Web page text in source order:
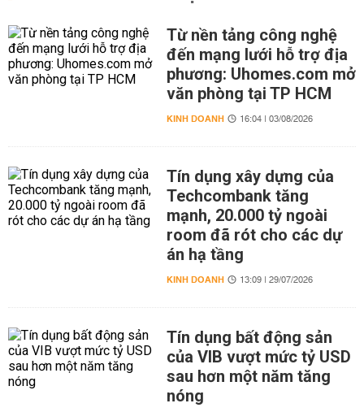
Từ nền tảng công nghệ
đến mạng lưới hỗ trợ địa
phương: Uhomes.com mở
văn phòng tại TP HCM
KINH DOANH 16:04 | 03/08/2026
Tín dụng xây dựng của
Techcombank tăng
mạnh, 20.000 tỷ ngoài
room đã rót cho các dự
án hạ tầng
KINH DOANH 13:09 | 29/07/2026
Tín dụng bất động sản
của VIB vượt mức tỷ USD
sau hơn một năm tăng
nóng